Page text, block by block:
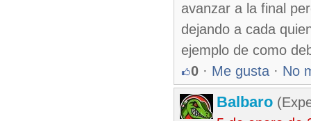
avanzar a la final
dejando a cada
ejemplo de como
0 · Me gusta · No
Balbaro